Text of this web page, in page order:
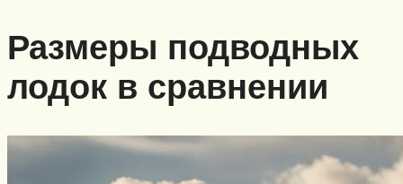
Размеры подводных
лодок в сравнении